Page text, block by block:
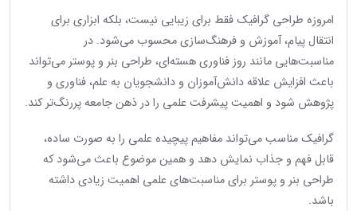
امروزه طراحی گرافیک فقط برای زیبایی نیست، بلکه ابزاری برای
انتقال پیام، آموزش و فرهنگ‌سازی محسوب می‌شود. در
مناسبت‌هایی مانند روز فناوری هسته‌ای، طراحی بنر و پوستر می‌تواند
باعث افزایش علاقه دانش‌آموزان و دانشجویان به علم، فناوری و
پژوهش شود و اهمیت پیشرفت علمی را در ذهن جامعه پررنگ‌تر کند.
گرافیک مناسب می‌تواند مفاهیم پیچیده علمی را به صورت ساده،
قابل فهم و جذاب نمایش دهد و همین موضوع باعث می‌شود که
طراحی بنر و پوستر برای مناسبت‌های علمی اهمیت زیادی داشته
باشد.